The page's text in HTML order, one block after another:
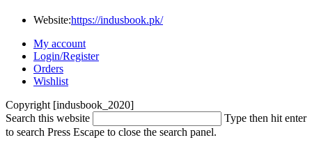
Website:https://indusbook.pk/
My account
Login/Register
Orders
Wishlist
Copyright [indusbook_2020]
Search this website
Type then hit enter
to search Press Escape to close the search panel.